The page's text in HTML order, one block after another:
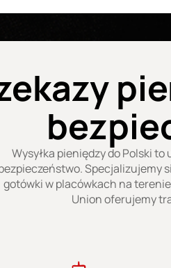
Wysyłka pieniędzy do Polski
Specjalizujemy
gotówki w placówkach na
Union oferujemy